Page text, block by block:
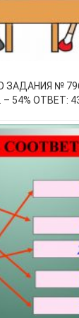
№ 796
54% ОТВЕТ: